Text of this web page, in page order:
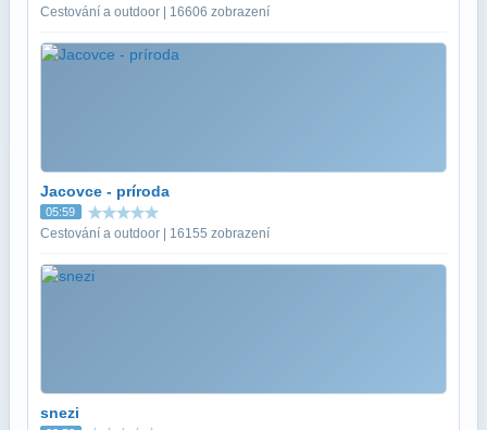
Cestování a outdoor | 16606 zobrazení
Jacovce - príroda
05:59
Cestování a outdoor | 16155 zobrazení
snezi